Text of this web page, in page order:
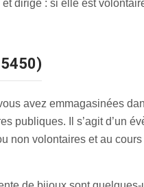
dirige : si elle est
avez emmagasinées
publiques. Il s’agit d’un
non volontaires et au